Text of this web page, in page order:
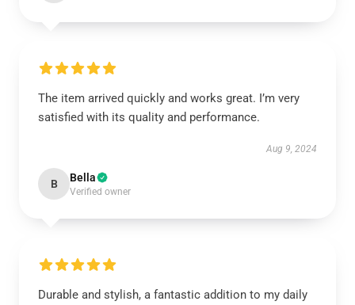
The item arrived quickly and works great. I’m very
satisfied with its quality and performance.
Aug 9, 2024
B Bella
Verified owner
Durable and stylish, a fantastic addition to my daily